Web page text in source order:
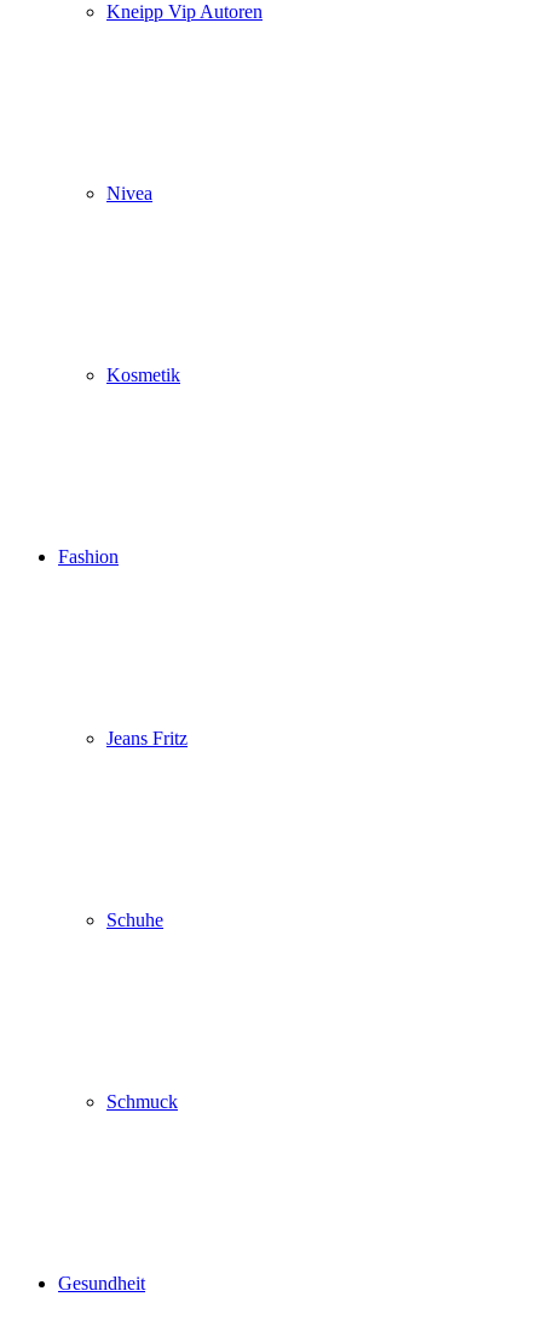
Kneipp Vip Autoren
Nivea
Kosmetik
Fashion
Jeans Fritz
Schuhe
Schmuck
Gesundheit